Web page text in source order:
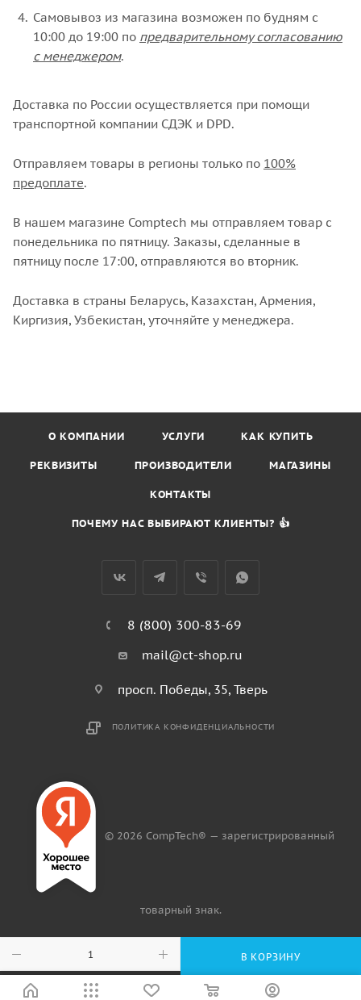
В КОРЗИНУ
Самовывоз из магазина возможен по будням с
10:00 до 19:00 по предварительному согласованию
с менеджером.
Доставка по России осуществляется при помощи
транспортной компании СДЭК и DPD.
Отправляем товары в регионы только по 100%
предоплате.
В нашем магазине Comptech мы отправляем товар с
понедельника по пятницу. Заказы, сделанные в
пятницу после 17:00, отправляются во вторник.
Доставка в страны Беларусь, Казахстан, Армения,
Киргизия, Узбекистан, уточняйте у менеджера.
О КОМПАНИИ УСЛУГИ КАК КУПИТЬ
РЕКВИЗИТЫ ПРОИЗВОДИТЕЛИ МАГАЗИНЫ
КОНТАКТЫ
ПОЧЕМУ НАС ВЫБИРАЮТ КЛИЕНТЫ? 👍
8 (800) 300-83-69
mail@ct-shop.ru
просп. Победы, 35, Тверь
ПОЛИТИКА КОНФИДЕНЦИАЛЬНОСТИ
© 2026 CompTech® — зарегистрированный
товарный знак.